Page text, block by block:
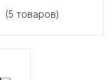
(5 товаров)